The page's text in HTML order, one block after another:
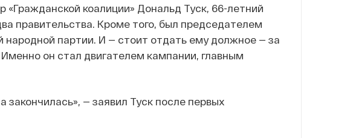
«Гражданской коалиции» Дональд Туск, 66-летний
правительства. Кроме того, был председателем
народной партии. И — стоит отдать ему должное — за
он стал двигателем кампании, главным
— заявил Туск после первых